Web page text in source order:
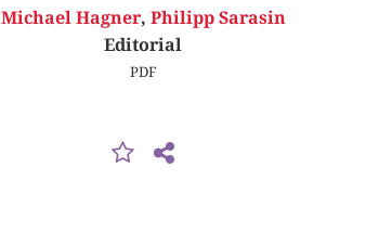
Michael Hagner, Philipp Sarasin
Editorial
PDF